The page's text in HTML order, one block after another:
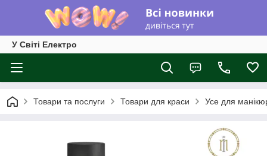
У Світі Електро
Товари та послуги Товари для краси Усе для